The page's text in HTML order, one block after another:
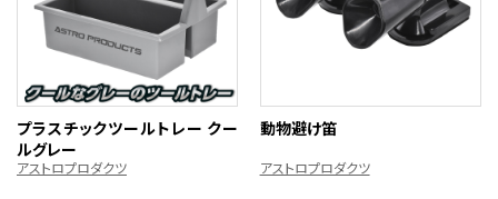
プラスチックツールトレー クー
ルグレー
アストロプロダクツ
動物避け笛
アストロプロダクツ